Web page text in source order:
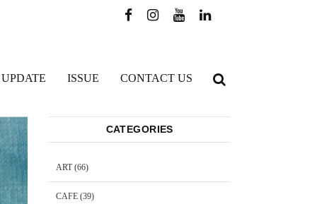
ISSUE CONTACT US
CATEGORIES
ART(66)
CAFE(39)